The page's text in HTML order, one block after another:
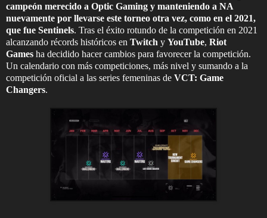
campeón merecido a Optic Gaming y manteniendo a NA
nuevamente por llevarse este torneo otra vez, como en el 2021,
que fue Sentinels. Tras el éxito rotundo de la competición en 2021
alcanzando récords históricos en Twitch y YouTube, Riot
Games ha decidido hacer cambios para favorecer la competición.
Un calendario con más competiciones, más nivel y sumando a la
competición oficial a las series femeninas de VCT: Game
Changers.